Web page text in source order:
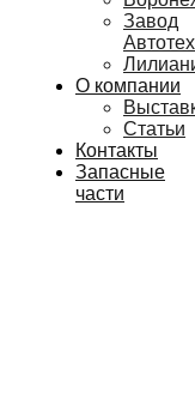
Завод
О компании
Статьи
Контакты
Запасные
части